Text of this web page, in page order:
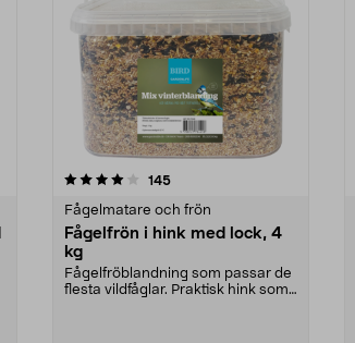
145recensioner
Fågelmatare och frön
Fågelfrön i hink med lock, 4
kg
Fågelfröblandning som passar de
flesta vildfåglar. Praktisk hink som
4.0 av 5 stjärnor